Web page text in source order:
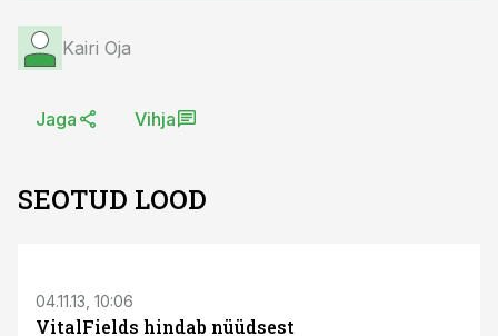
Kairi Oja
Jaga Vihja
SEOTUD LOOD
04.11.13, 10:06
VitalFields hindab nüüdsest